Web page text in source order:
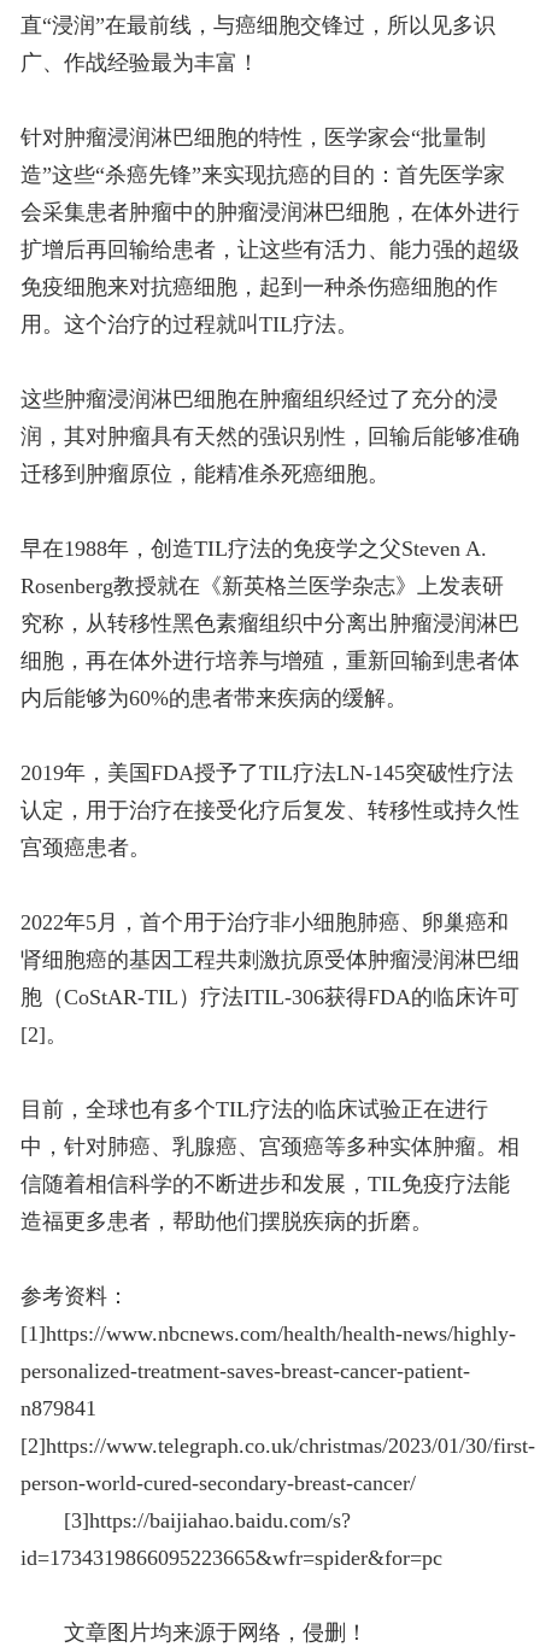
直“浸润”在最前线，与癌细胞交锋过，所以见多识
广、作战经验最为丰富！
针对肿瘤浸润淋巴细胞的特性，医学家会“批量制
造”这些“杀癌先锋”来实现抗癌的目的：首先医学家
会采集患者肿瘤中的肿瘤浸润淋巴细胞，在体外进行
扩增后再回输给患者，让这些有活力、能力强的超级
免疫细胞来对抗癌细胞，起到一种杀伤癌细胞的作
用。这个治疗的过程就叫TIL疗法。
这些肿瘤浸润淋巴细胞在肿瘤组织经过了充分的浸
润，其对肿瘤具有天然的强识别性，回输后能够准确
迁移到肿瘤原位，能精准杀死癌细胞。
早在1988年，创造TIL疗法的免疫学之父Steven A.
Rosenberg教授就在《新英格兰医学杂志》上发表研
究称，从转移性黑色素瘤组织中分离出肿瘤浸润淋巴
细胞，再在体外进行培养与增殖，重新回输到患者体
内后能够为60%的患者带来疾病的缓解。
2019年，美国FDA授予了TIL疗法LN-145突破性疗法
认定，用于治疗在接受化疗后复发、转移性或持久性
宫颈癌患者。
2022年5月，首个用于治疗非小细胞肺癌、卵巢癌和
肾细胞癌的基因工程共刺激抗原受体肿瘤浸润淋巴细
胞（CoStAR-TIL）疗法ITIL-306获得FDA的临床许可
[2]。
目前，全球也有多个TIL疗法的临床试验正在进行
中，针对肺癌、乳腺癌、宫颈癌等多种实体肿瘤。相
信随着相信科学的不断进步和发展，TIL免疫疗法能
造福更多患者，帮助他们摆脱疾病的折磨。
参考资料：
[1]https://www.nbcnews.com/health/health-news/highly-
personalized-treatment-saves-breast-cancer-patient-
n879841
[2]https://www.telegraph.co.uk/christmas/2023/01/30/first-
person-world-cured-secondary-breast-cancer/
[3]https://baijiahao.baidu.com/s?
id=1734319866095223665&wfr=spider&for=pc
文章图片均来源于网络，侵删！